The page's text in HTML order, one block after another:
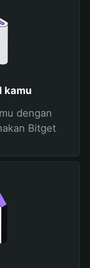
kamu
dengan
Bitget